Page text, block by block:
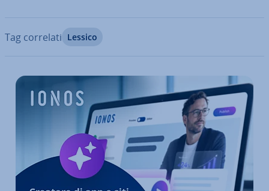
Tag correlati Lessico
Vai al menu prin­ci­pa­le